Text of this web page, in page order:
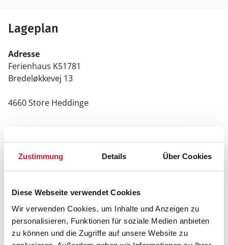
Zustimmung Details Über Cookies
Diese Webseite verwendet Cookies
Wir verwenden Cookies, um Inhalte und Anzeigen zu
personalisieren, Funktionen für soziale Medien anbieten
zu können und die Zugriffe auf unsere Website zu
Lageplan
Adresse
Ferienhaus K51781
Bredeløkkevej 13
4660 Store Heddinge